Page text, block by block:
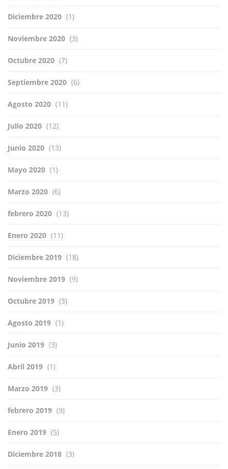
Diciembre 2020 (1)
Noviembre 2020 (3)
Octubre 2020 (7)
Septiembre 2020 (6)
Agosto 2020 (11)
Julio 2020 (12)
Junio 2020 (13)
Mayo 2020 (1)
Marzo 2020 (6)
febrero 2020 (13)
Enero 2020 (11)
Diciembre 2019 (18)
Noviembre 2019 (9)
Octubre 2019 (3)
Agosto 2019 (1)
Junio 2019 (3)
Abril 2019 (1)
Marzo 2019 (3)
febrero 2019 (9)
Enero 2019 (5)
Diciembre 2018 (3)